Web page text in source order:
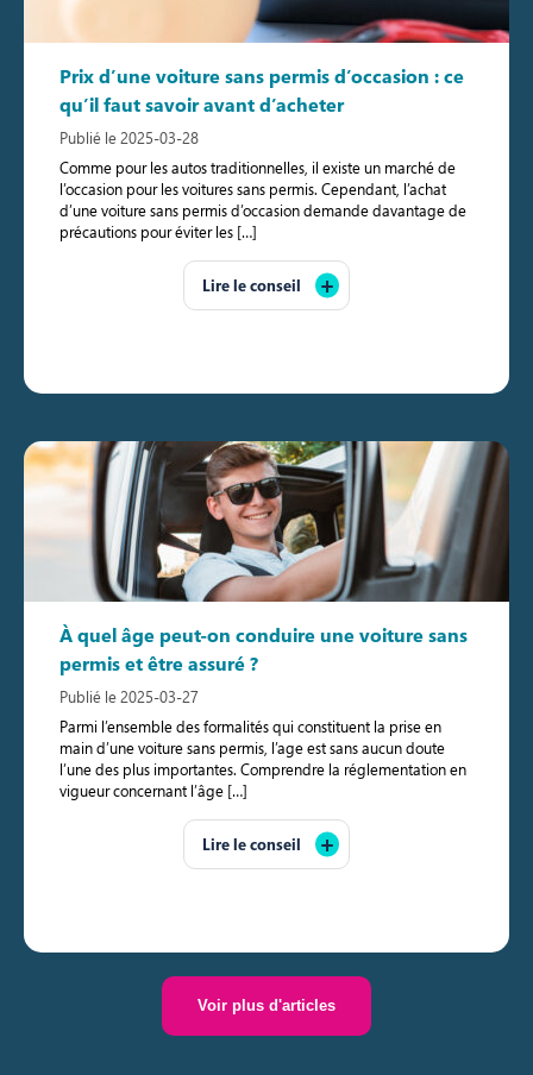
Prix d’une voiture sans permis d’occasion : ce
qu’il faut savoir avant d’acheter
Publié le 2025-03-28
Comme pour les autos traditionnelles, il existe un marché de
l’occasion pour les voitures sans permis. Cependant, l’achat
d’une voiture sans permis d’occasion demande davantage de
précautions pour éviter les […]
Lire le conseil
À quel âge peut-on conduire une voiture sans
permis et être assuré ?
Publié le 2025-03-27
Parmi l’ensemble des formalités qui constituent la prise en
main d’une voiture sans permis, l’age est sans aucun doute
l’une des plus importantes. Comprendre la réglementation en
vigueur concernant l’âge […]
Lire le conseil
Voir plus d'articles